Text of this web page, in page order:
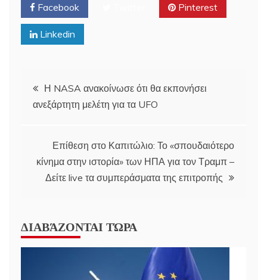
Facebook Pinterest
Linkedin
Post
navigation
Η NASA ανακοίνωσε ότι θα εκπονήσει
ανεξάρτητη μελέτη για τα UFO
Επίθεση στο Καπιτώλιο: Το «σπουδαιότερο
κίνημα στην ιστορία» των ΗΠΑ για τον Τραμπ –
Δείτε live τα συμπεράσματα της επιτροπής
ΔΙΑΒΆΖΟΝΤΑΙ ΤΏΡΑ